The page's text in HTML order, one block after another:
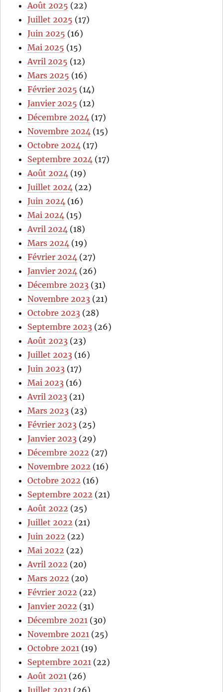
Août 2025 (22)
Juillet 2025 (17)
Juin 2025 (16)
Mai 2025 (15)
Avril 2025 (12)
Mars 2025 (16)
Février 2025 (14)
Janvier 2025 (12)
Décembre 2024 (17)
Novembre 2024 (15)
Octobre 2024 (17)
Septembre 2024 (17)
Août 2024 (19)
Juillet 2024 (22)
Juin 2024 (16)
Mai 2024 (15)
Avril 2024 (18)
Mars 2024 (19)
Février 2024 (27)
Janvier 2024 (26)
Décembre 2023 (31)
Novembre 2023 (21)
Octobre 2023 (28)
Septembre 2023 (26)
Août 2023 (23)
Juillet 2023 (16)
Juin 2023 (17)
Mai 2023 (16)
Avril 2023 (21)
Mars 2023 (23)
Février 2023 (25)
Janvier 2023 (29)
Décembre 2022 (27)
Novembre 2022 (16)
Octobre 2022 (16)
Septembre 2022 (21)
Août 2022 (25)
Juillet 2022 (21)
Juin 2022 (22)
Mai 2022 (22)
Avril 2022 (20)
Mars 2022 (20)
Février 2022 (22)
Janvier 2022 (31)
Décembre 2021 (30)
Novembre 2021 (25)
Octobre 2021 (19)
Septembre 2021 (22)
Août 2021 (26)